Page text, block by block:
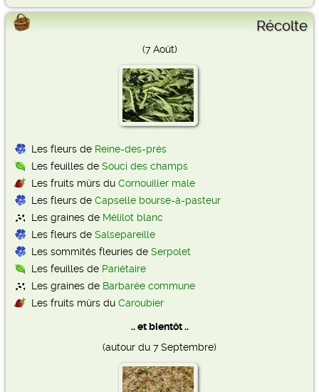
Récolte
(7 Août)
Les fleurs de Reine-des-prés
Les feuilles de Souci des champs
Les fruits mûrs du Cornouiller male
Les fleurs de Capselle bourse-à-pasteur
Les graines de Mélilot blanc
Les fleurs de Salsepareille
Les sommités fleuries de Serpolet
Les feuilles de Pariétaire
Les graines de Barbarée commune
Les fruits mûrs du Caroubier
.. et bientôt ..
(autour du 7 Septembre)